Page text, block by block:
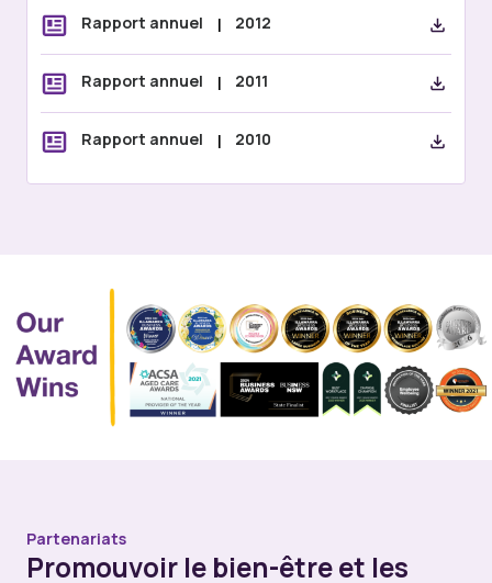
Rapport annuel | 2012
Rapport annuel | 2011
Rapport annuel | 2010
Partenariats
Promouvoir le bien-être et les